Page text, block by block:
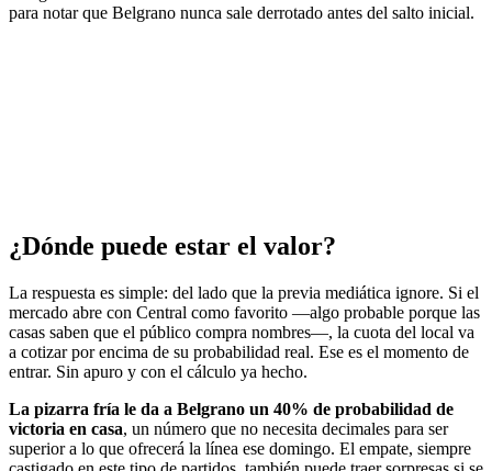
para notar que Belgrano nunca sale derrotado antes del salto inicial.
¿Dónde puede estar el valor?
La respuesta es simple: del lado que la previa mediática ignore. Si el
mercado abre con Central como favorito —algo probable porque las
casas saben que el público compra nombres—, la cuota del local va
a cotizar por encima de su probabilidad real. Ese es el momento de
entrar. Sin apuro y con el cálculo ya hecho.
La pizarra fría le da a Belgrano un 40% de probabilidad de
victoria en casa, un número que no necesita decimales para ser
superior a lo que ofrecerá la línea ese domingo. El empate, siempre